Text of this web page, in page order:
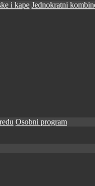
i kape Jednokratni
Osobni program